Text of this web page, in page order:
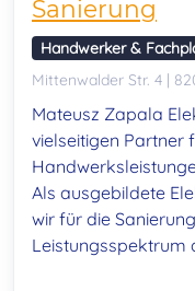
Sanierung
Handwerker &
Mittenwalder Str. 4 |
Mateusz Zapala
vielseitigen Partner
Als ausgebildete
wir für die
Leistungsspektrum